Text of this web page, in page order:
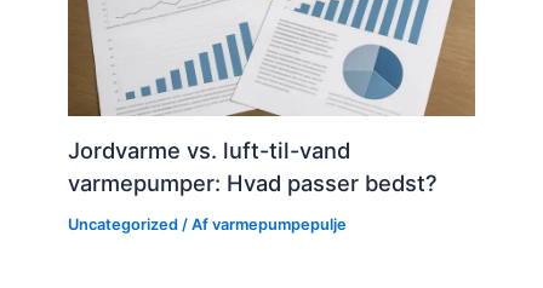
Jordvarme vs. luft-til-vand
varmepumper: Hvad passer bedst?
Uncategorized / Afvarmepumpepulje